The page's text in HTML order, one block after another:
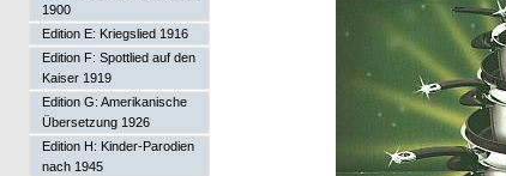
1900
Edition E: Kriegslied 1916
Edition F: Spottlied auf den
Kaiser 1919
Edition G: Amerikanische
Übersetzung 1926
Edition H: Kinder-Parodien
nach 1945